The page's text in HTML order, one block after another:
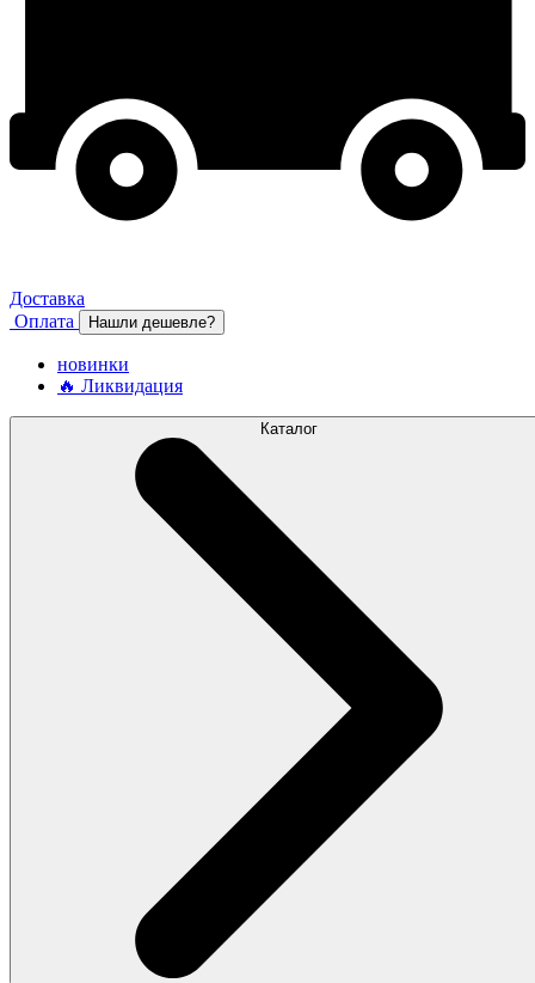
Доставка
Оплата
Нашли дешевле?
новинки
🔥 Ликвидация
Каталог